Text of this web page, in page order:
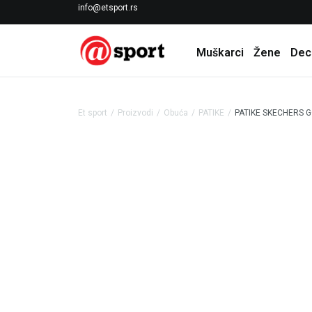
info@etsport.rs
LICENCIRANI CLEARANCE PARTNER ADIDAS
Muškarci Žene
Et sport Proizvodi Obuća PATIKE PATIKE SKECHERS